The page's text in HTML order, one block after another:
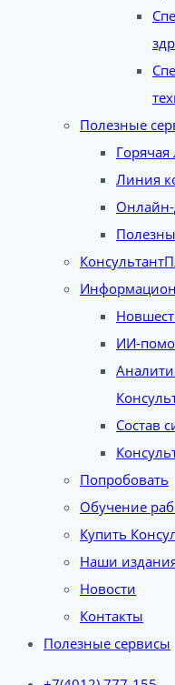
Полезные
Линия
ИИ-
Состав
Попробовать
Обучение
Купить
Наши
Новости
Контакты
Полезные сервисы